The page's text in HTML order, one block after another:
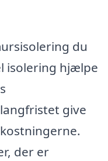
du
isolering hjælpe
give
der er